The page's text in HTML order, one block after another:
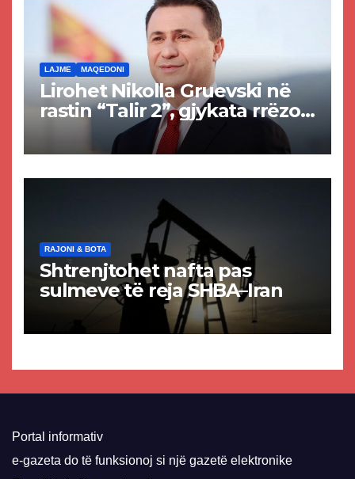
LAJME MAQEDONI
Lirohet Nikolla Gruevski në
rastin “Talir 2”, gjykata rrëzon
akuzat për ndërtimin e
paligjshëm të selisë së
RAJONI & BOTA
Shtrenjtohet nafta pas
sulmeve të reja SHBA–Iran
Portal informativ
e-gazeta do të funksionoj si një gazetë elektronike